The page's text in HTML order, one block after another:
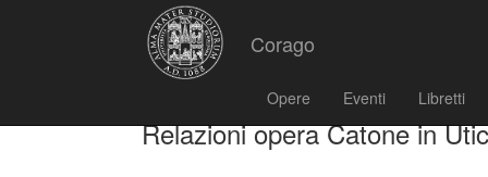
Corago
Opere Eventi Libretti
Relazioni opera Catone in